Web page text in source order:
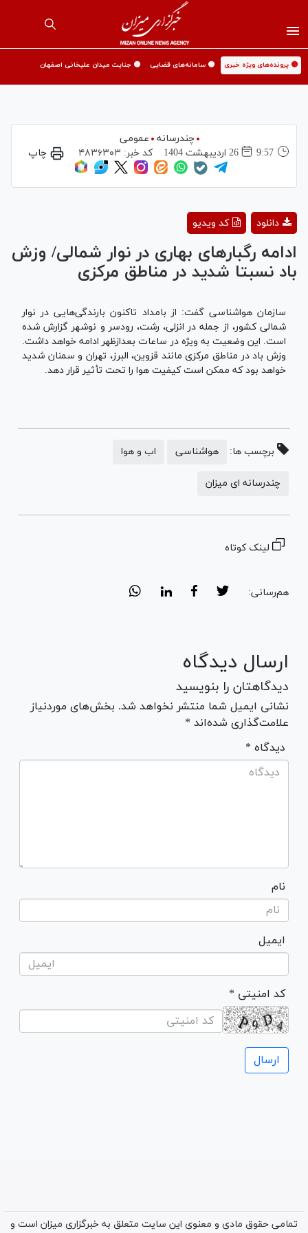
🟡 پرونده‌های ویژه خبری 🟡 سامانه‌های قضایی 🟡 جنایت میدان علیخانی اصفهان
چندرسانه
عمومی
9:57
26 ارديبهشت 1404 کد خبر: ۴۸۳۶۳۰۳ چاپ
Video
کد ویدیو دانلود
ادامه رگبار‌های بهاری در نوار شمالی/ وزش
باد نسبتا شدید در مناطق مرکزی
سازمان هواشناسی گفت: از بامداد تاکنون بارندگی‌هایی در نوار
شمالی کشور، از جمله در انزلی، رشت، رودسر و نوشهر گزارش شده
است. این وضعیت به ویژه در ساعات بعدازظهر ادامه خواهد داشت.
وزش باد در مناطق مرکزی مانند قزوین، البرز، تهران و سمنان شدید
خواهد بود که ممکن است کیفیت هوا را تحت تأثیر قرار دهد.
برچسب ها: هواشناسی اب و هوا
چندرسانه ای میزان
لینک کوتاه
هم‌رسانی:
ارسال دیدگاه
دیدگاهتان را بنویسید
نشانی ایمیل شما منتشر نخواهد شد. بخش‌های موردنیاز
علامت‌گذاری شده‌اند *
* دیدگاه
نام
ایمیل
* کد امنیتی
تمامی حقوق مادی و معنوی این سایت متعلق به خبرگزاری میزان است و